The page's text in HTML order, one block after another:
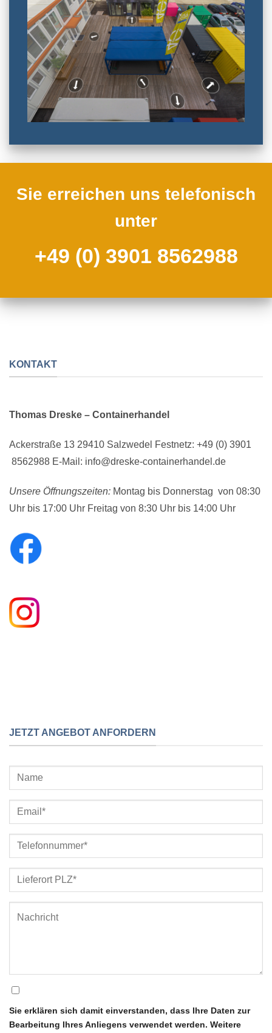
Sie erreichen uns telefonisch
unter
+49 (0) 3901 8562988
KONTAKT
Thomas Dreske – Containerhandel
Ackerstraße 13 29410 Salzwedel Festnetz: +49 (0) 3901
8562988 E-Mail: info@dreske-containerhandel.de
Unsere Öffnungszeiten: Montag bis Donnerstag von 08:30
Uhr bis 17:00 Uhr Freitag von 8:30 Uhr bis 14:00 Uhr
JETZT ANGEBOT ANFORDERN
Sie erklären sich damit einverstanden, dass Ihre Daten zur
Bearbeitung Ihres Anliegens verwendet werden. Weitere